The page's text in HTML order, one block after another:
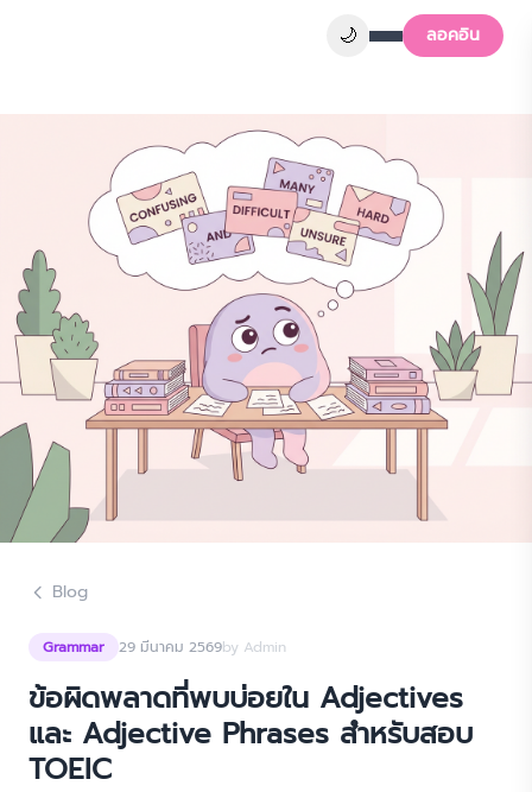
🌙 ลอคอิน
Blog
Grammar 29 มีนาคม 2569by Admin
ข้อผิดพลาดที่พบบ่อยใน Adjectives
และ Adjective Phrases สำหรับสอบ
TOEIC